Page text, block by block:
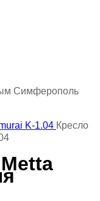
Симферополь
Кресло